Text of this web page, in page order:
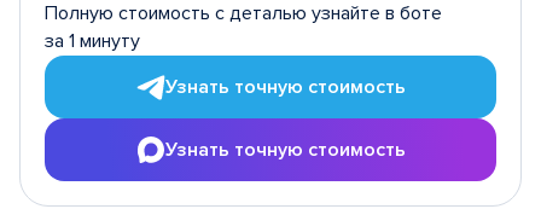
Полную стоимость с деталью узнайте в боте
за 1 минуту
Узнать точную стоимость
Узнать точную стоимость